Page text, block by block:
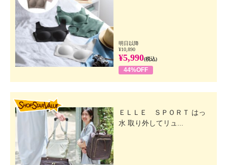
明日以降
¥10,890
¥5,990(税込)
44%OFF
ＥＬＬＥ ＳＰＯＲＴ はっ
水 取り外してリュ...